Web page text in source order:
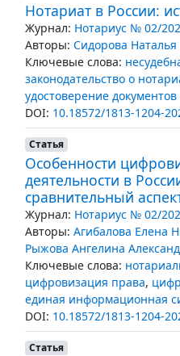
Нотариат в России:
Журнал: Нотариус № 02/
Авторы: Сидорова
Ключевые слова:
законодательство о
удостоверение документов
DOI: 10.18572/1813-1204-
Статья
Особенности
деятельности в
сравнительный
Журнал: Нотариус № 02/
Авторы: Агибалова Елена
Рыжова Ангелина
Ключевые слова:
цифровизация права,
единая информационная
DOI: 10.18572/1813-1204-
Статья